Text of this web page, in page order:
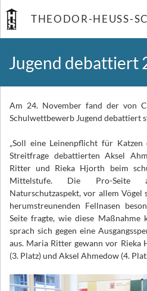
THEODOR-HEUSS-
Jugend debattiert
Am 24. November fand der von
Schulwettbewerb Jugend debattiert
„Soll eine Leinenpflicht für Katzen
Streitfrage debattierten Aksel
Ritter und Rieka Hjorth beim
Mittelstufe. Die Pro-Seite
Naturschutzaspekt, vor allem
herumstreunenden Fellnasen
Seite fragte, wie diese
sprach sich gegen eine
aus. Maria Ritter gewann vor Rieka
(3. Platz) und Aksel Ahmedow (4.